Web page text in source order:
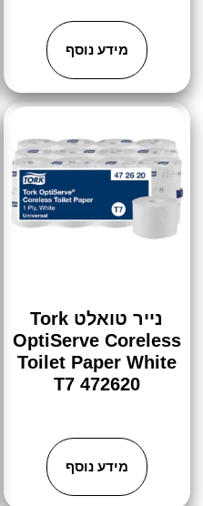
מידע נוסף
נייר טואלט Tork
OptiServe Coreless
Toilet Paper White
T7 472620
מידע נוסף